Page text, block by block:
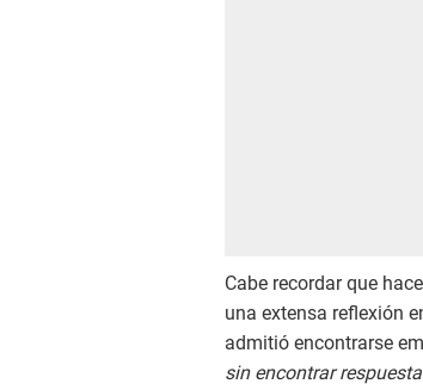
Cabe recordar que
una extensa reflexión
admitió encontrarse
sin encontrar